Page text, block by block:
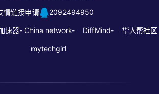
情链接申请 2092494950
速器- China network- DiffMind- 华人帮社区
mytechgirl